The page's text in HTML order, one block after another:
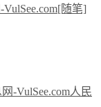
[随笔]
人民